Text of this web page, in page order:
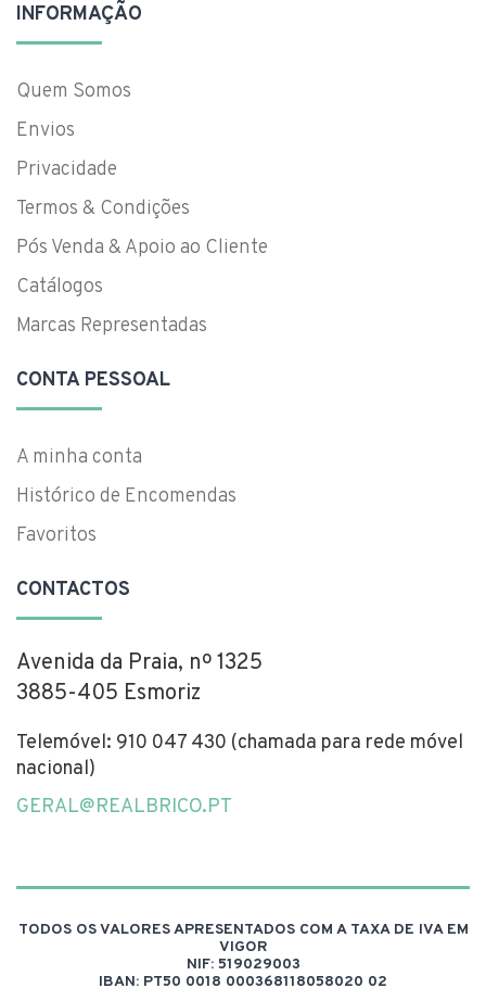
INFORMAÇÃO
Quem Somos
Envios
Privacidade
Termos & Condições
Pós Venda & Apoio ao Cliente
Catálogos
Marcas Representadas
CONTA PESSOAL
A minha conta
Histórico de Encomendas
Favoritos
CONTACTOS
Avenida da Praia, nº 1325
3885-405 Esmoriz
Telemóvel: 910 047 430 (chamada para rede móvel
nacional)
GERAL@REALBRICO.PT
TODOS OS VALORES APRESENTADOS COM A TAXA DE IVA EM
VIGOR
NIF: 519029003
IBAN: PT50 0018 000368118058020 02